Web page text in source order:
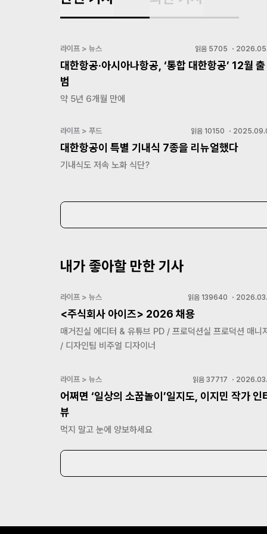
라이프 > 뉴스 읽음 5705 ・
대한항공·아시아나항공, ‘통합 대한항공’ 12월 출
범
약 5년 6개월 만에
라이프 > 푸드 읽음 10150 ・
대한항공이 특별 기내식 7종을 리뉴얼했다
기내식도 저속 노화 식단?
내가 좋아할 만한 기사
라이프 > 뉴스 읽음 139640 ・
<주식회사 아이즈> 2026 채용
매거진실 에디터 & 유튜브 PD / 프로덕션실 프로덕션 매니
/ 디자인팀 비주얼 디자이너
라이프 > 뉴스 읽음 37717 ・
어쩌면 ‘일상의 소꿉놀이’일지도, 이지민 작가 인
뷰
먹지 말고 눈에 양보하세요